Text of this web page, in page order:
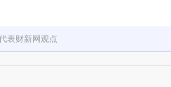
表财新网观点